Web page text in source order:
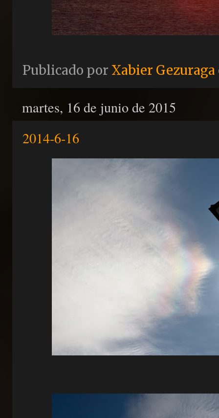
Publicado por Xabier Gezuraga
martes, 16 de junio de 2015
2014-6-16